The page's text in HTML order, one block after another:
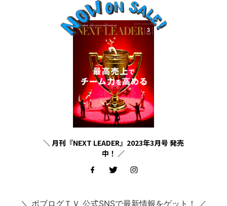
＼ 月刊『NEXT LEADER』2023年3月号 発売
中！ ／
＼ ボブログＴＶ 公式SNSで最新情報をゲット！ ／